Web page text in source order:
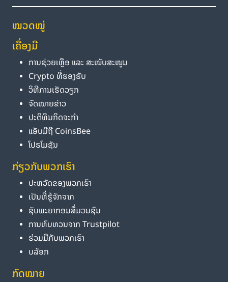
ໝວດໝູ່
ເຄື່ອງມື
ການຊ່ວຍເຫຼືອ ແລະ ສະໜັບສະໜູນ
Crypto ທີ່ຮອງຮັບ
ວິທີການເຮັດວຽກ
ຈົດໝາຍຂ່າວ
ປະຕິທິນກິດຈະກຳ
ແອັບມືຖື CoinsBee
ໂປຣໂມຊັນ
ກ່ຽວກັບພວກເຮົາ
ປະຫວັດຂອງພວກເຮົາ
ເປັນທີ່ຮູ້ຈັກຈາກ
ຊັບພະຍາກອນສື່ມວນຊົນ
ການທົບທວນຈາກ Trustpilot
ຮ່ວມມືກັບພວກເຮົາ
ບລັອກ
ກົດໝາຍ